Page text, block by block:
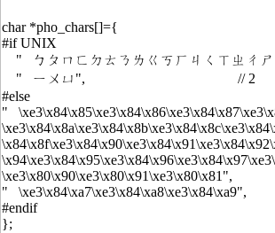
char *pho_chars[]={
#if UNIX
" ㄅㄆㄇㄈㄉㄊㄋㄌㄍㄎㄏㄐㄑㄒㄓㄔㄕ
" ㄧㄨㄩ", // 2
#else
"
\xe3\x80\x90\xe3\x80\x91\xe3\x80\x81",
" \xe3\x84\xa7\xe3\x84\xa8\xe3\x84\xa9",
#endif
};